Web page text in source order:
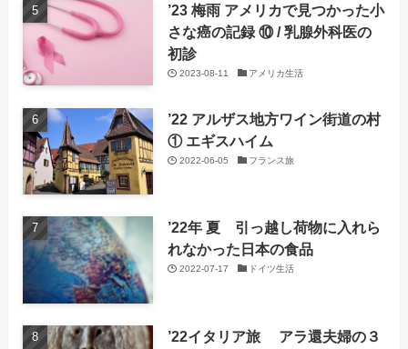
’23 梅雨 アメリカで見つかった小
さな癌の記録 ⑩ / 乳腺外科医の
初診
2023-08-11 アメリカ生活
’22 アルザス地方ワイン街道の村
① エギスハイム
2022-06-05 フランス旅
’22年 夏 引っ越し荷物に入れら
れなかった日本の食品
2022-07-17 ドイツ生活
’22イタリア旅 アラ還夫婦の３